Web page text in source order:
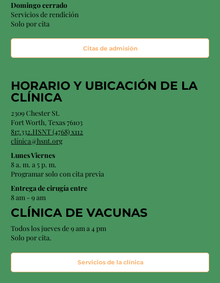
Domingo cerrado
Servicios de rendición
Solo por cita
Citas de admisión
HORARIO Y UBICACIÓN DE LA
CLÍNICA
2309 Chester St.
Fort Worth, Texas 76103
817.332.HSNT (4768) x112
clínica@hsnt.org
Lunes Viernes
8 a. m. a 5 p. m.
Programar solo con cita previa
Entrega de cirugía entre
8 am - 9 am
CLÍNICA DE VACUNAS
Todos los jueves de 9 am a 4 pm
Solo por cita.
Servicios de la clínica